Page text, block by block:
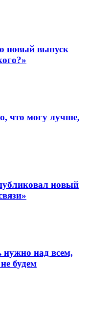
новый выпуск
что могу лучше,
новый
над всем,
будем